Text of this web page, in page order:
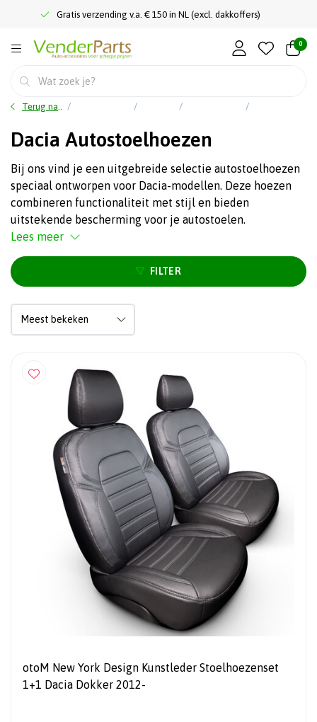
Gratis verzending v.a. € 150 in NL (excl. dakkoffers)
0
Terug naar home
Dacia Autostoelhoezen
Bij ons vind je een uitgebreide selectie autostoelhoezen
speciaal ontworpen voor Dacia-modellen. Deze hoezen
combineren functionaliteit met stijl en bieden
uitstekende bescherming voor je autostoelen.
Lees meer
FILTER
otoM New York Design Kunstleder Stoelhoezenset
1+1 Dacia Dokker 2012-